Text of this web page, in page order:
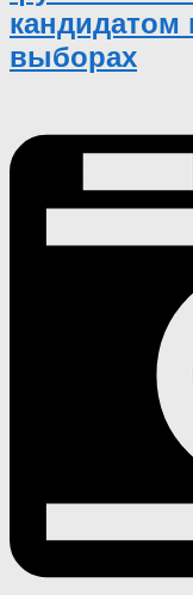
кандидатом
выборах